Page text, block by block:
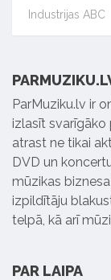
Industrijas ABC
ParMuziku.lv ir
izlasīt svarīgāko
atrast ne tikai
DVD un
mūzikas
izpildītāju
telpā, kā arī
PAR LAIPA